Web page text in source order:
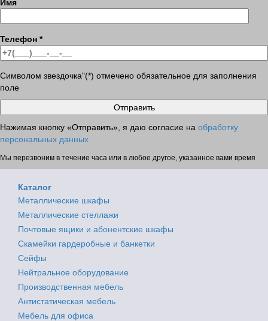
Имя
Телефон *
Символом звездочка"(*) отмечено обязательное для заполнения
поле
Нажимая кнопку «Отправить», я даю согласие на обработку
персональных данных
Мы перезвоним в течение часа или в любое другое, указанное вами время
Каталог
Металлические шкафы
Металлические стеллажи
Почтовые ящики и абонентские шкафы
Скамейки гардеробные и банкетки
Сейфы
Нейтральное оборудование
Производственная мебель
Антистатическая мебель
Мебель для офиса